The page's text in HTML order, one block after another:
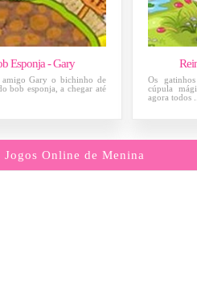
Esponja - Gary
amigo Gary o bichinho de
bob esponja, a chegar até
Os
cúpula
agora todos ...
Jogos Online de Menina